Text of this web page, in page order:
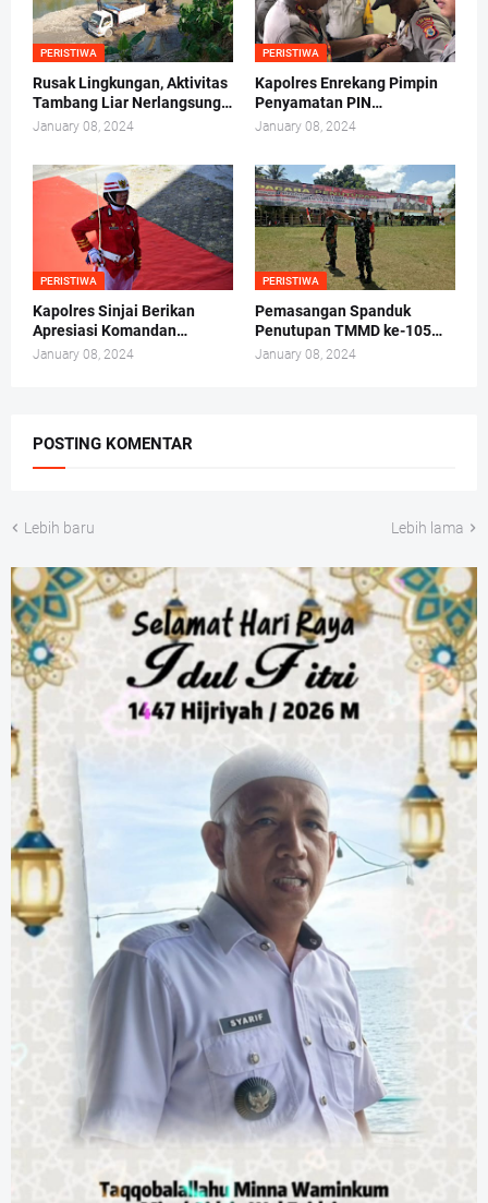
PERISTIWA
Rusak Lingkungan, Aktivitas
Tambang Liar Nerlangsung
di Desa Pabentengang
January 08, 2024
PERISTIWA
Kapolres Enrekang Pimpin
Penyamatan PIN
Bhabinkamtibmas
January 08, 2024
PERISTIWA
Kapolres Sinjai Berikan
Apresiasi Komandan
Upacara Dan Komandan
January 08, 2024
PERISTIWA
Pemasangan Spanduk
Penutupan TMMD ke-105
Kodim 1424/Sinjai
January 08, 2024
POSTING KOMENTAR
Lebih baru Lebih lama